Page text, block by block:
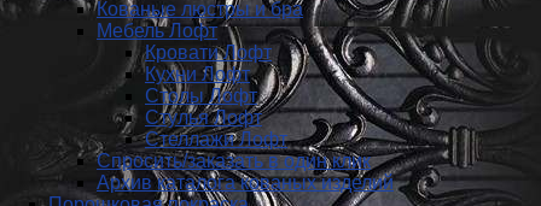
Кованые люстры и бра
Мебель Лофт
Кровати Лофт
Кухни Лофт
Столы Лофт
Стулья Лофт
Стеллажи Лофт
Спросить/заказать в один клик
Архив каталога кованых изделий